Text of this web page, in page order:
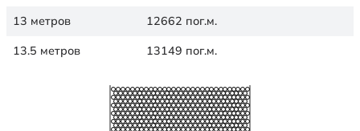
13 метров 12662 пог.м.
13.5 метров 13149 пог.м.